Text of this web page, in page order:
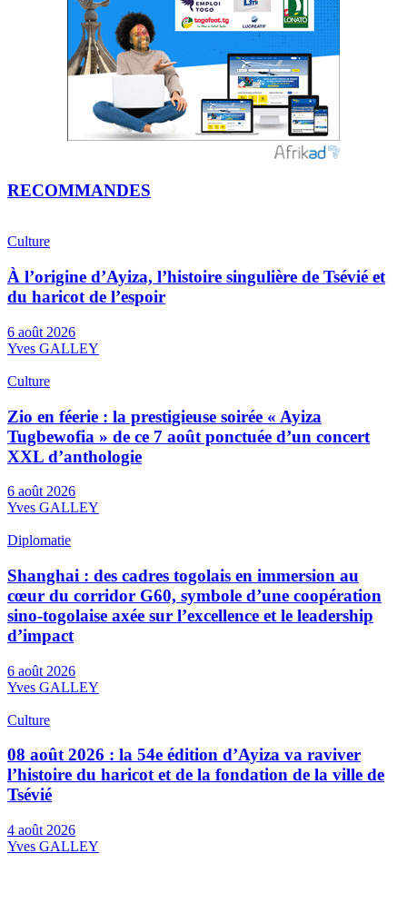
RECOMMANDES
Culture
À l’origine d’Ayiza, l’histoire singulière de Tsévié et
du haricot de l’espoir
6 août 2026
Yves GALLEY
Culture
Zio en féerie : la prestigieuse soirée « Ayiza
Tugbewofia » de ce 7 août ponctuée d’un concert
XXL d’anthologie
6 août 2026
Yves GALLEY
Diplomatie
Shanghai : des cadres togolais en immersion au
cœur du corridor G60, symbole d’une coopération
sino-togolaise axée sur l’excellence et le leadership
d’impact
6 août 2026
Yves GALLEY
Culture
08 août 2026 : la 54e édition d’Ayiza va raviver
l’histoire du haricot et de la fondation de la ville de
Tsévié
4 août 2026
Yves GALLEY